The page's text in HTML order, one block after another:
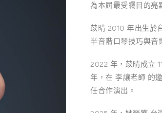
為本屆最受矚目的亮
苡晴 2010 年出生於
半音階口琴技巧與音
2022 年，苡晴成立
年，在 李讓老師 的
任合作演出。